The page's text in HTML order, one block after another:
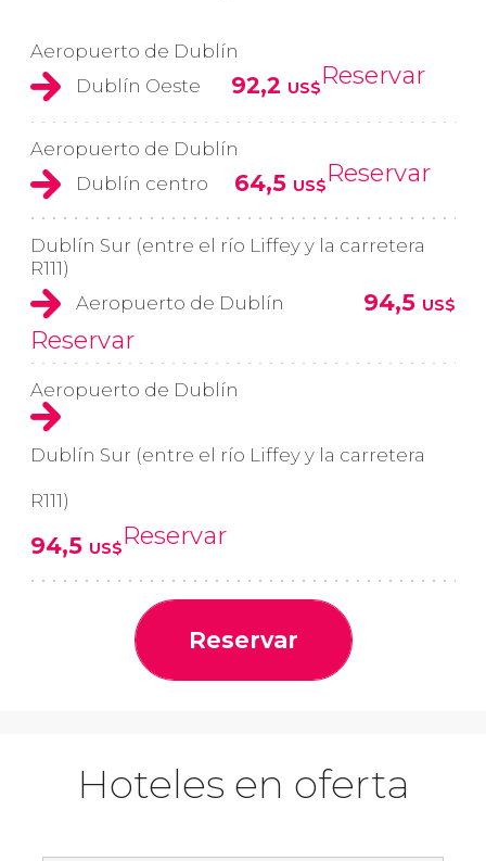
Aeropuerto de Dublín
Dublín Oeste
92,2 US$Reservar
Aeropuerto de Dublín
Dublín centro
64,5 US$Reservar
Dublín Sur (entre el río Liffey y la carretera
R111)
Aeropuerto de Dublín
94,5 US$
Reservar
Aeropuerto de Dublín
Dublín Sur (entre el río Liffey y la carretera
R111)
94,5 US$Reservar
Reservar
Hoteles en oferta